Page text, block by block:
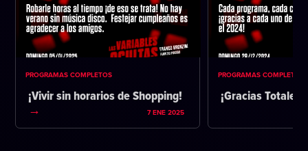
PROGRAMAS COMPLETOS
¡Vivir sin horarios de Shopping!
7 ENE 2025
PROGRAMAS COMPLETOS
¡Gracias